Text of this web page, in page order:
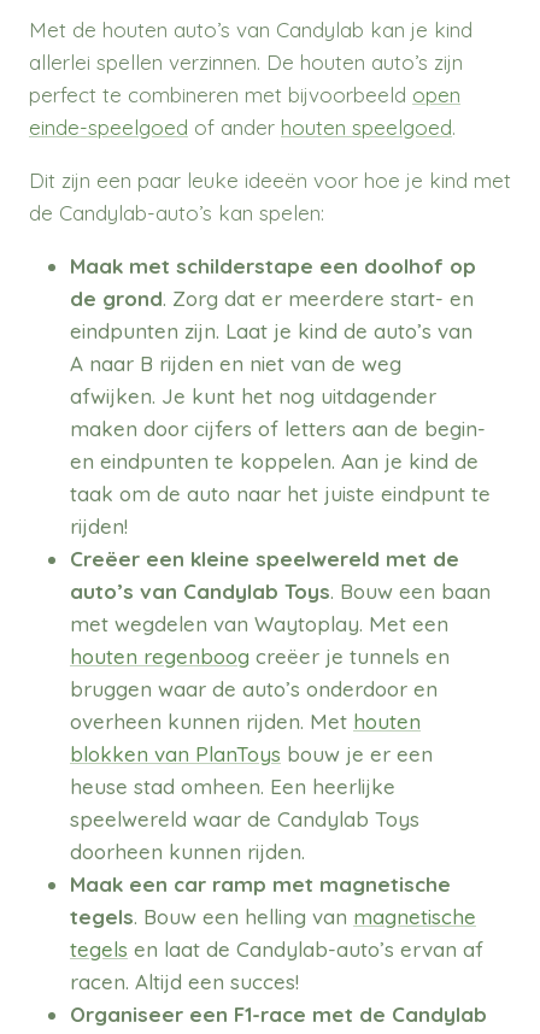
Met de houten auto’s van Candylab kan je kind
allerlei spellen verzinnen. De houten auto’s zijn
perfect te combineren met bijvoorbeeld open
einde-speelgoed of ander houten speelgoed.
Dit zijn een paar leuke ideeën voor hoe je kind met
de Candylab-auto’s kan spelen:
Maak met schilderstape een doolhof op
de grond. Zorg dat er meerdere start- en
eindpunten zijn. Laat je kind de auto’s van
A naar B rijden en niet van de weg
afwijken. Je kunt het nog uitdagender
maken door cijfers of letters aan de begin-
en eindpunten te koppelen. Aan je kind de
taak om de auto naar het juiste eindpunt te
rijden!
Creëer een kleine speelwereld met de
auto’s van Candylab Toys. Bouw een baan
met wegdelen van Waytoplay. Met een
houten regenboog creëer je tunnels en
bruggen waar de auto’s onderdoor en
overheen kunnen rijden. Met houten
blokken van PlanToys bouw je er een
heuse stad omheen. Een heerlijke
speelwereld waar de Candylab Toys
doorheen kunnen rijden.
Maak een car ramp met magnetische
tegels. Bouw een helling van magnetische
tegels en laat de Candylab-auto’s ervan af
racen. Altijd een succes!
Organiseer een F1-race met de Candylab